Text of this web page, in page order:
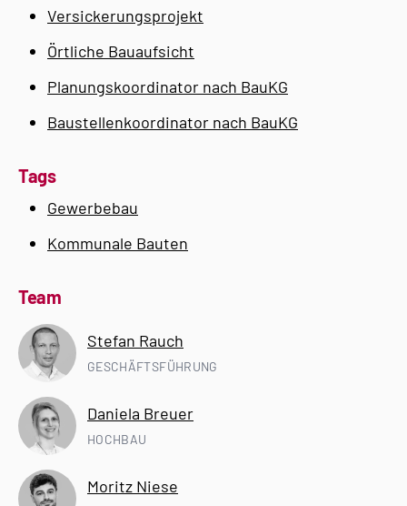
Versickerungsprojekt
Örtliche Bauaufsicht
Planungskoordinator nach BauKG
Baustellenkoordinator nach BauKG
Tags
Gewerbebau
Kommunale Bauten
Team
Stefan Rauch
GESCHÄFTSFÜHRUNG
Daniela Breuer
HOCHBAU
Moritz Niese